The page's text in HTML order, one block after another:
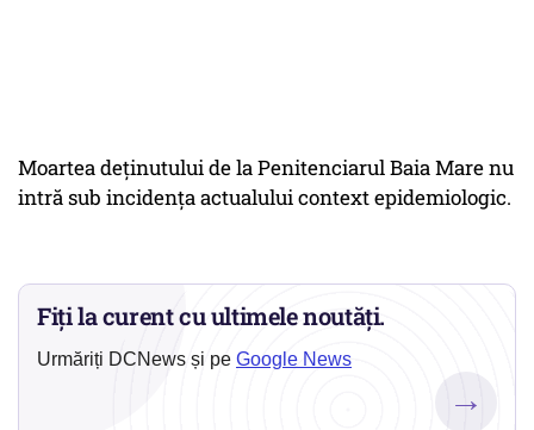
Moartea deținutului de la Penitenciarul Baia Mare nu
intră sub incidenţa actualului context epidemiologic.
Fiți la curent cu ultimele noutăți.
Urmăriți DCNews și pe Google News
→